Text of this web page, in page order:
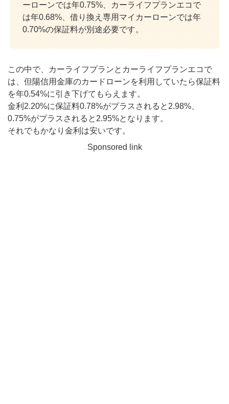
ーローンでは年0.75%、カーライフプランエコで
は年0.68%、借り換え専用マイカーローンでは年
0.70%の保証料が別途必要です。
この中で、カーライフプランとカーライフプランエコで
は、但陽信用金庫のカードローンを利用していたら保証料
を年0.54%に引き下げてもらえます。
金利2.20%に保証料0.78%がプラスされると2.98%、
0.75%がプラスされると2.95%となります。
それでもかなり金利は安いです。
Sponsored link